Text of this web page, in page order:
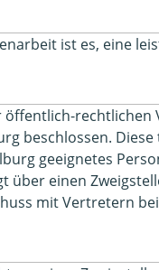
ist es, eine
öffentlich-
beschlossen.
geeignetes
über einen
mit Vertretern